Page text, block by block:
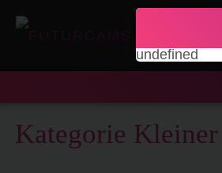
Kategorie
undefined